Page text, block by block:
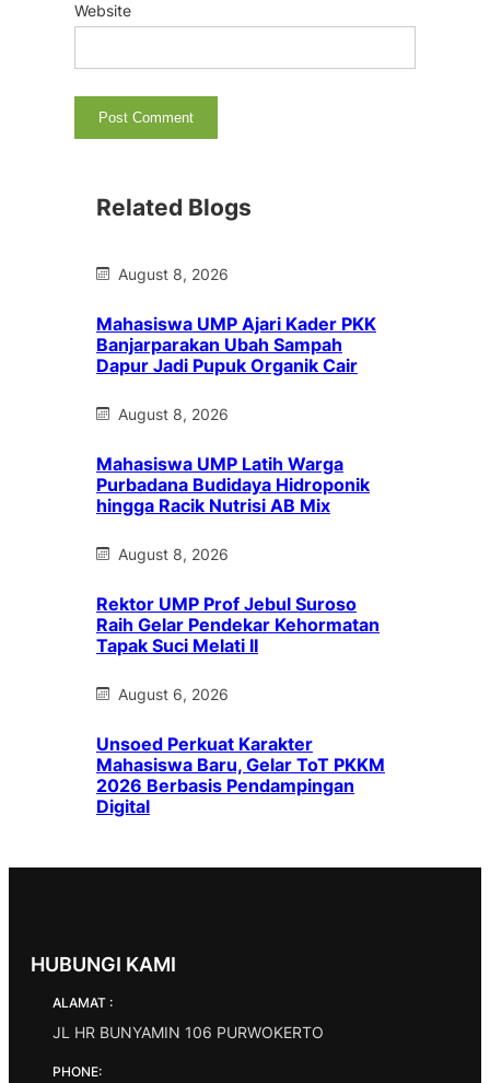
Website
Related Blogs
August 8, 2026
Mahasiswa UMP Ajari Kader PKK
Banjarparakan Ubah Sampah
Dapur Jadi Pupuk Organik Cair
August 8, 2026
Mahasiswa UMP Latih Warga
Purbadana Budidaya Hidroponik
hingga Racik Nutrisi AB Mix
August 8, 2026
Rektor UMP Prof Jebul Suroso
Raih Gelar Pendekar Kehormatan
Tapak Suci Melati II
August 6, 2026
Unsoed Perkuat Karakter
Mahasiswa Baru, Gelar ToT PKKM
2026 Berbasis Pendampingan
Digital
HUBUNGI KAMI
ALAMAT :
JL HR BUNYAMIN 106 PURWOKERTO
PHONE: